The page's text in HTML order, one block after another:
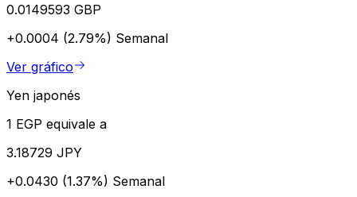
0.0149593 GBP
+0.0004 (2.79%) Semanal
Ver gráfico
Yen japonés
1 EGP equivale a
3.18729 JPY
+0.0430 (1.37%) Semanal